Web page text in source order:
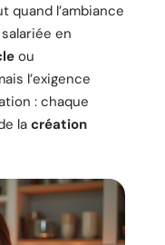
quand l’ambiance
en
ou
l’exigence
: chaque
la création